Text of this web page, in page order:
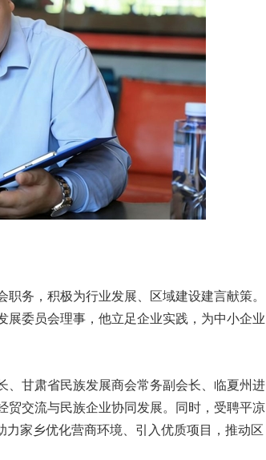
务，积极为行业发展、区域建设建言献策。
展委员会理事，他立足企业实践，为中小企业
、甘肃省民族发展商会常务副会长、临夏州进
贸交流与民族企业协同发展。同时，受聘平凉
家乡优化营商环境、引入优质项目，推动区